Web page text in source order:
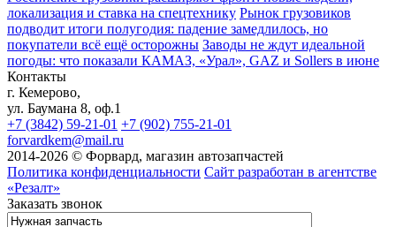
локализация и ставка на спецтехнику Рынок грузовиков
подводит итоги полугодия: падение замедлилось, но
покупатели всё ещё осторожны Заводы не ждут идеальной
погоды: что показали КАМАЗ, «Урал», GAZ и Sollers в июне
Контакты
г. Кемерово,
ул. Баумана 8, оф.1
+7 (3842) 59-21-01 +7 (902) 755-21-01
forvardkem@mail.ru
2014-2026 © Форвард, магазин автозапчастей
Политика конфиденциальности Сайт разработан в агентстве
«Резалт»
Заказать звонок